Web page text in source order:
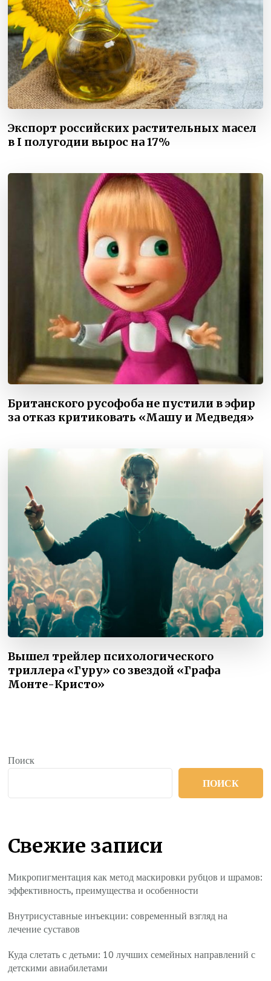
Экспорт российских растительных масел
в I полугодии вырос на 17%
Британского русофоба не пустили в эфир
за отказ критиковать «Машу и Медведя»
Вышел трейлер психологического
триллера «Гуру» со звездой «Графа
Монте-Кристо»
Поиск
ПОИСК
Свежие записи
Микропигментация как метод маскировки рубцов и шрамов:
эффективность, преимущества и особенности
Внутрисуставные инъекции: современный взгляд на
лечение суставов
Куда слетать с детьми: 10 лучших семейных направлений с
детскими авиабилетами